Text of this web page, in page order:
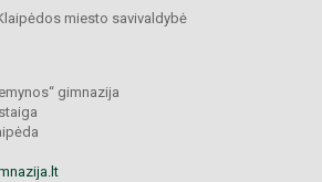
miesto savivaldybė
gimnazija